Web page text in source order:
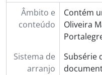
[Subsérie]
[Subsérie]
[Subsérie]
Âmbito e
conteúdo
Contém
Oliveira
Sistema de
arranjo
Subsérie